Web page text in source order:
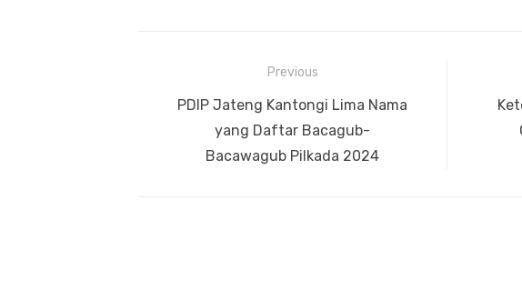
pos
Previous
Previous
PDIP Jateng Kantongi Lima Nama
yang Daftar Bacagub-
Bacawagub Pilkada 2024
Next